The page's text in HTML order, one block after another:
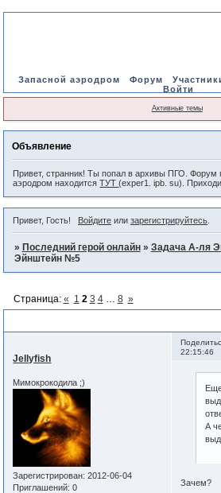
Запасной аэродром Форум
Войти
Активные темы
Объявление
Привет, странник! Ты попал в архивы ПГО. Форум
аэродром находитсяТУТ(exper1. ipb. su).
Привет, Гость! Войдитеили зарегистрируйтесь.
» Последний герой онлайн » Задача А-ля
Эйнштейн №5
Страница: « 1 2 3 4 8 »
22:15:46
Jellyfish
Мимокрокодила ;)
Зарегистрирован: 2012-06-04
Приглашений: 0
А
Зачем?